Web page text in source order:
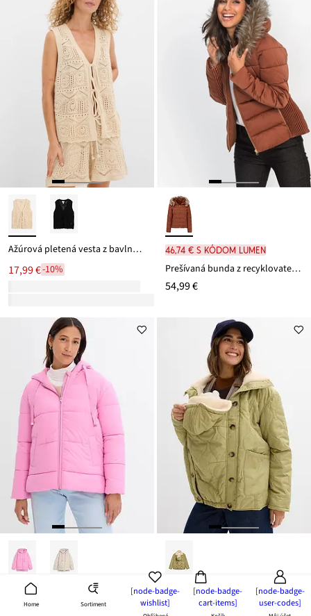
Home Sortiment
[node-badge-
wishlist]
[node-badge-
cart-items]
[node-badge-
user-codes]
Ažúrová pletená vesta z bavlneného mixu
17,99 €-10%
46,74 € s kódom LUMEN
Prešívaná bunda z recyklovateľného polyesteru
54,99 €
Bunda Oversize 62,89 € s kódom LUMEN